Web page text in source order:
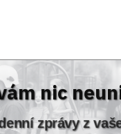
nic
zprávy z